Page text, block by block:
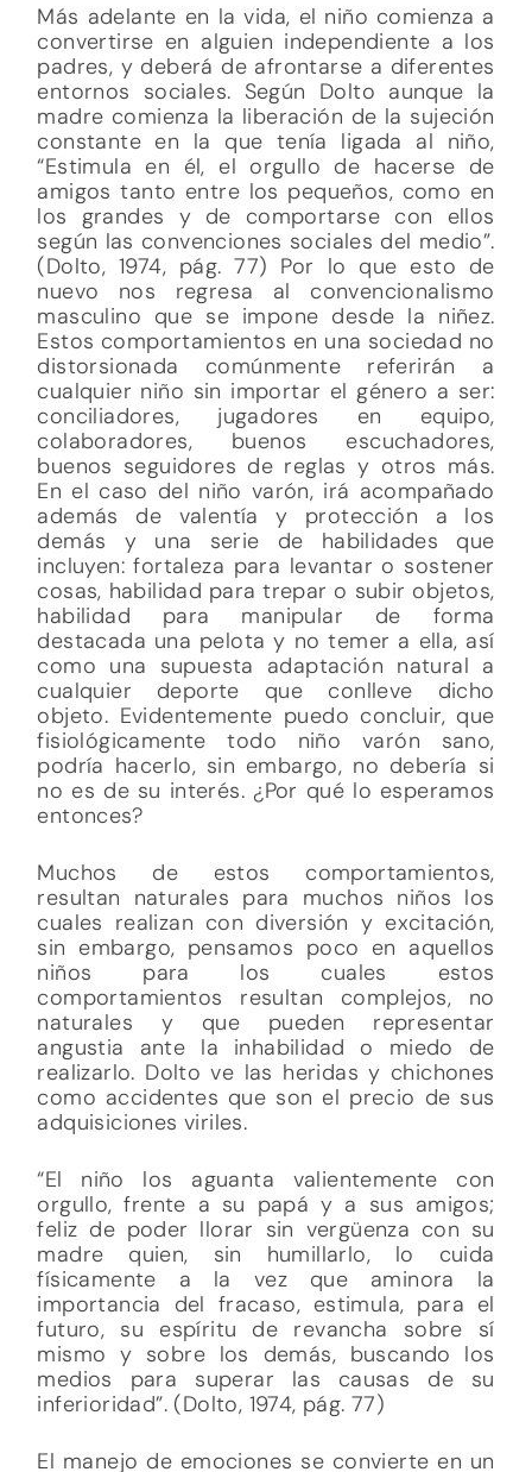
Más adelante en la vida, el niño comienza a
convertirse en alguien independiente a los
padres, y deberá de afrontarse a diferentes
entornos sociales. Según Dolto aunque la
madre comienza la liberación de la sujeción
constante en la que tenía ligada al niño,
“Estimula en él, el orgullo de hacerse de
amigos tanto entre los pequeños, como en
los grandes y de comportarse con ellos
según las convenciones sociales del medio”.
(Dolto, 1974, pág. 77) Por lo que esto de
nuevo nos regresa al convencionalismo
masculino que se impone desde la niñez.
Estos comportamientos en una sociedad no
distorsionada comúnmente referirán a
cualquier niño sin importar el género a ser:
conciliadores, jugadores en equipo,
colaboradores, buenos escuchadores,
buenos seguidores de reglas y otros más.
En el caso del niño varón, irá acompañado
además de valentía y protección a los
demás y una serie de habilidades que
incluyen: fortaleza para levantar o sostener
cosas, habilidad para trepar o subir objetos,
habilidad para manipular de forma
destacada una pelota y no temer a ella, así
como una supuesta adaptación natural a
cualquier deporte que conlleve dicho
objeto. Evidentemente puedo concluir, que
fisiológicamente todo niño varón sano,
podría hacerlo, sin embargo, no debería si
no es de su interés. ¿Por qué lo esperamos
entonces?
Muchos de estos comportamientos,
resultan naturales para muchos niños los
cuales realizan con diversión y excitación,
sin embargo, pensamos poco en aquellos
niños para los cuales estos
comportamientos resultan complejos, no
naturales y que pueden representar
angustia ante la inhabilidad o miedo de
realizarlo. Dolto ve las heridas y chichones
como accidentes que son el precio de sus
adquisiciones viriles.
“El niño los aguanta valientemente con
orgullo, frente a su papá y a sus amigos;
feliz de poder llorar sin vergüenza con su
madre quien, sin humillarlo, lo cuida
físicamente a la vez que aminora la
importancia del fracaso, estimula, para el
futuro, su espíritu de revancha sobre sí
mismo y sobre los demás, buscando los
medios para superar las causas de su
inferioridad”. (Dolto, 1974, pág. 77)
El manejo de emociones se convierte en un